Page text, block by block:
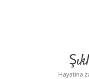
Hayatına